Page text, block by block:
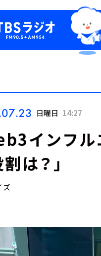
日曜日 14:27
インフ
は？」
ズ